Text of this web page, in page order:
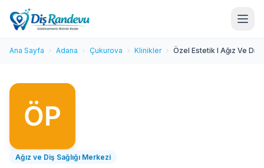
Ana Sayfa Adana Çukurova Klinikler Özel Estetik I Ağız Ve Diş
Ağız ve Diş Sağlığı Merkezi